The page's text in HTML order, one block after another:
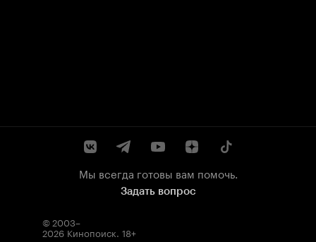
Мы всегда готовы вам помочь.
Задать вопрос
© 2003–
2026 Кинопоиск. 18+